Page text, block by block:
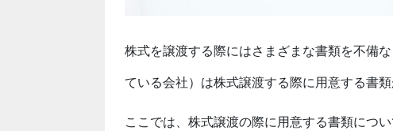
株式を譲渡する際にはさまざまな書類を不備
ている会社）は株式譲渡する際に用意する書類
ここでは、株式譲渡の際に用意する書類につ